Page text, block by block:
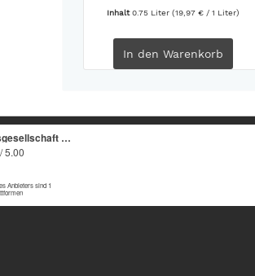
Inhalt0.75 Liter (19,97 € / 1 Liter)
In den Warenkorb